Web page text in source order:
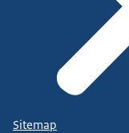
Sitemap